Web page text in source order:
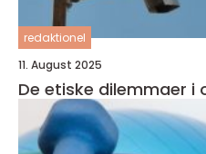
redaktionel
11. August 2025
De etiske dilemmaer i